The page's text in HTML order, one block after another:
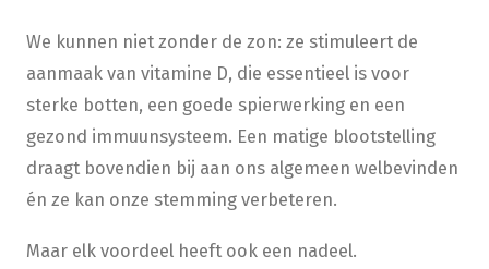
We kunnen niet zonder de zon: ze stimuleert de
aanmaak van vitamine D, die essentieel is voor
sterke botten, een goede spierwerking en een
gezond immuunsysteem. Een matige blootstelling
draagt bovendien bij aan ons algemeen welbevinden
én ze kan onze stemming verbeteren.
Maar elk voordeel heeft ook een nadeel.